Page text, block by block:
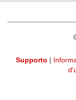
Supporto |